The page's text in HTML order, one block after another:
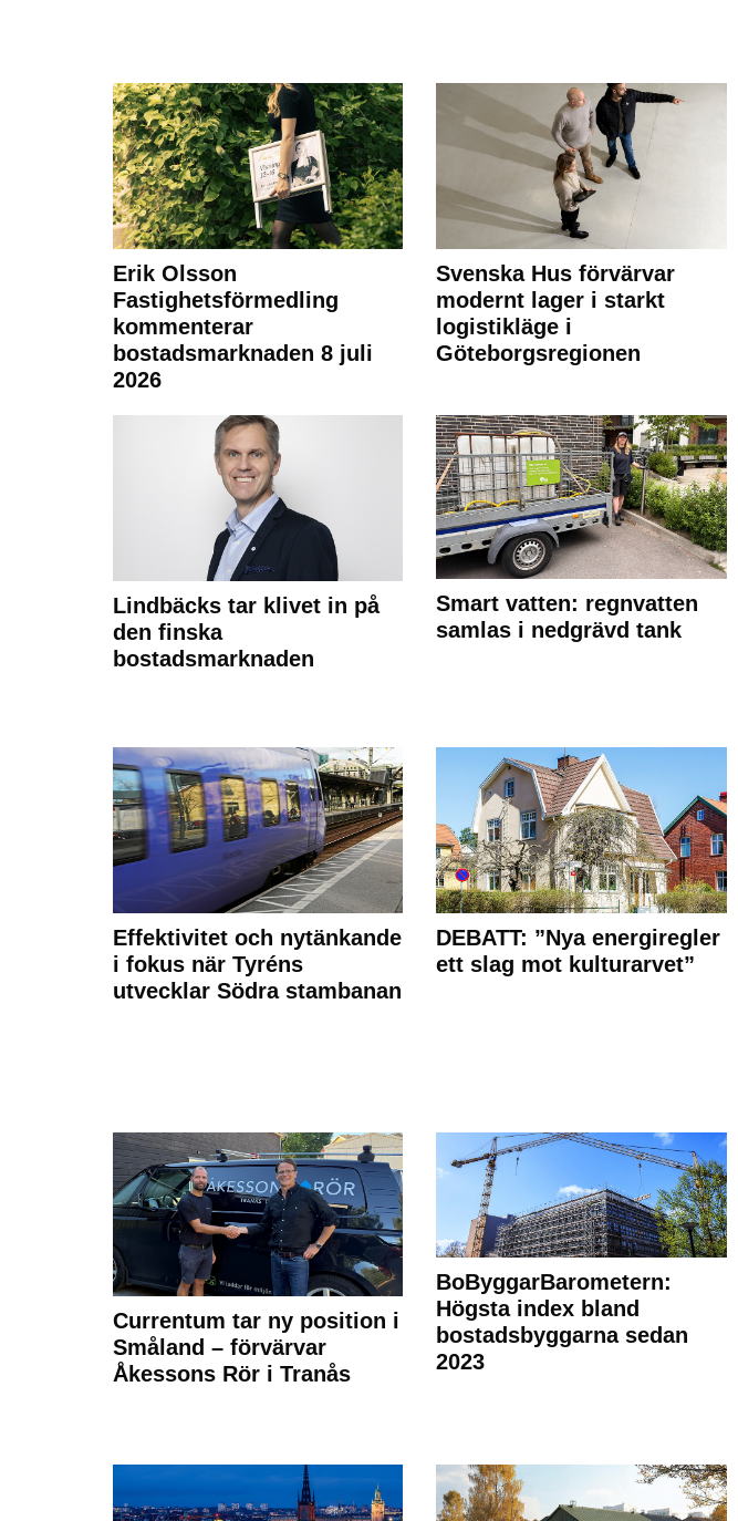
Erik Olsson
Fastighetsförmedling
kommenterar
bostadsmarknaden 8 juli
2026
Svenska Hus förvärvar
modernt lager i starkt
logistikläge i
Göteborgsregionen
Lindbäcks tar klivet in på
den finska
bostadsmarknaden
Smart vatten: regnvatten
samlas i nedgrävd tank
Effektivitet och nytänkande
i fokus när Tyréns
utvecklar Södra stambanan
DEBATT: ”Nya energiregler
ett slag mot kulturarvet”
Currentum tar ny position i
Småland – förvärvar
Åkessons Rör i Tranås
BoByggarBarometern:
Högsta index bland
bostadsbyggarna sedan
2023